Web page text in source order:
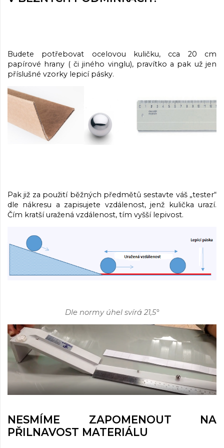
Budete potřebovat ocelovou kuličku, cca 20 cm
papírové hrany ( či jiného vinglu), pravítko a pak už jen
příslušné vzorky lepicí pásky.
Pak již za použití běžných předmětů sestavte váš „tester“
dle nákresu a zapisujete vzdálenost, jenž kulička urazí.
Čím kratší uražená vzdálenost, tím vyšší lepivost.
Dle normy úhel svírá 21,5°
NESMÍME ZAPOMENOUT NA
PŘILNAVOST MATERIÁLU